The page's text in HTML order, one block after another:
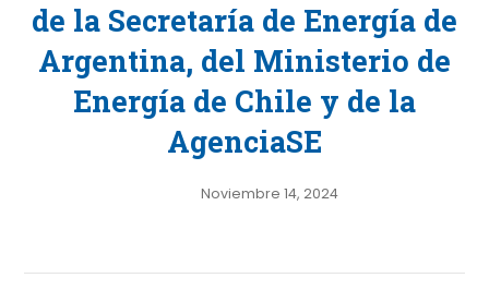
de la Secretaría de Energía de
Argentina, del Ministerio de
Energía de Chile y de la
AgenciaSE
Noviembre 14, 2024